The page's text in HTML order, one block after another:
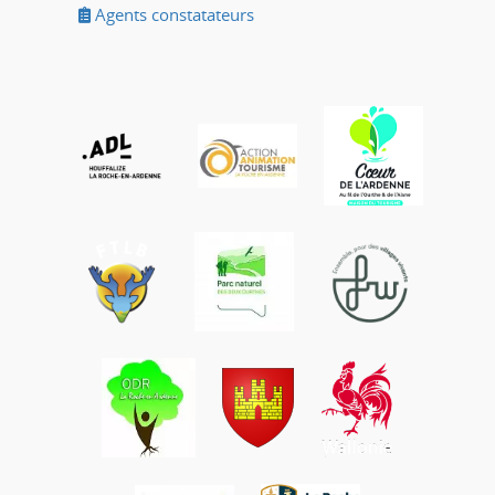
Agents constatateurs